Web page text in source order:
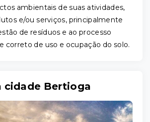
ambientais de suas atividades,
e/ou serviços, principalmente
de resíduos e ao processo
correto de uso e ocupação do solo.
cidade Bertioga